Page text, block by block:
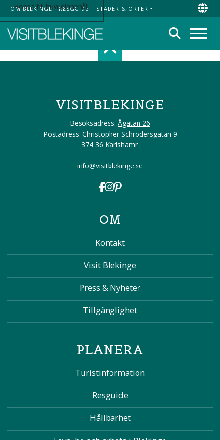
Hoppa till huvudinnehåll
Top Menu
OM BLEKINGE RESGUIDE STÄDER & ORTER
Sök
Scroll top of
VISITBLEKINGE
Besöksadress: Ågatan 26
Postadress: Christopher Schrödersgatan 9
374 36 Karlshamn
info@visitblekinge.se
OM
Kontakt
Visit Blekinge
Press & Nyheter
Tillgänglighet
PLANERA
Turistinformation
Resguide
Hållbarhet